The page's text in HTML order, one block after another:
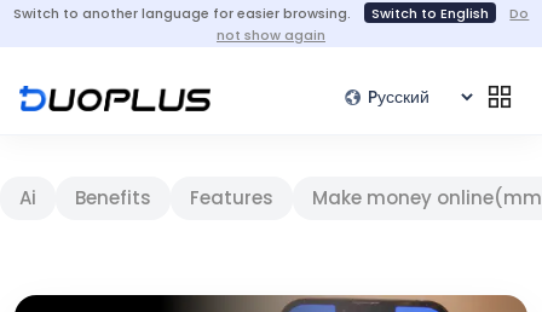
Switch to another language for easier browsing. Switch to English
Do
not show again
Ai Benefits Features Make money